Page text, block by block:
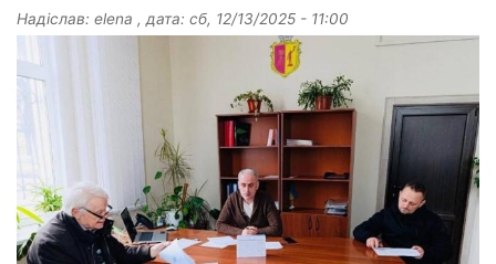
Надіслав: elena , дата: сб, 12/13/2025 - 11:00